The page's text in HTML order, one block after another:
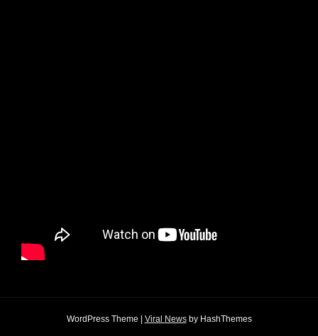
WordPress Theme Viral Newsby HashThemes